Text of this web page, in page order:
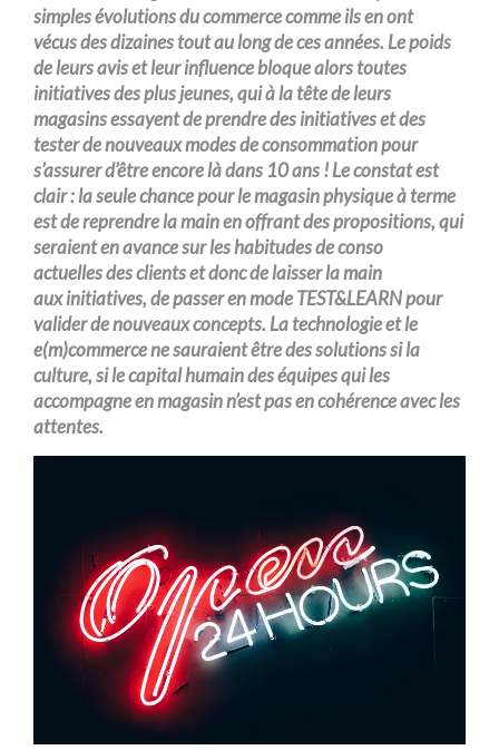
simples évolutions du commerce comme ilsen ont
vécusdes dizaines tout au long de ces années. Le poids
de leurs avis et leur influence bloque alors toutes
initiatives des plus jeunes,qui à latête de leurs
magasins essayent de prendre des initiatives etdes
testerde nouveaux modes de consommation pour
s’assurer d’êtreencore là dans 10 ans ! Le constat est
clair : la seule chance pour le magasin physique à terme
est de reprendre la main en offrant des propositions, qui
seraient en avance sur les habitudesde conso
actuellesdes clients et donc de laisser la main
auxinitiatives, de passer en mode TEST&LEARN pour
valider de nouveaux concepts. La technologie et le
e(m)commercene sauraient être des solutions si la
culture, sile capitalhumaindes équipes qui les
accompagneen magasin n’est pas en cohérence avec les
attentes.